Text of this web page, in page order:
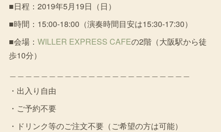
■日程：2019年5月19日（日）
■時間：15:00-18:00（演奏時間目安は15:30-17:30）
■会場： WILLER EXPRESS CAFEの2階（大阪駅から徒
歩10分）
・出入り自由
・ご予約不要
・ドリンク等のご注文不要（ご希望の方は可能）